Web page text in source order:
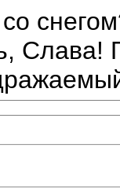
Слава!